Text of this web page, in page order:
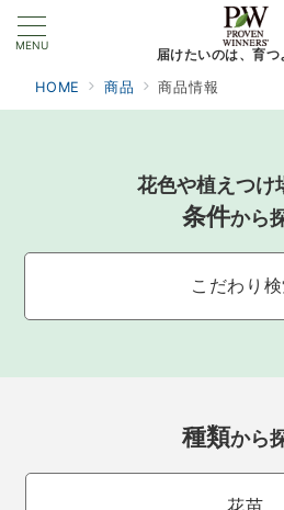
MENU
届けたいのは、育つ
HOME 商品 商品情報
花色や植えつけ
条件から
こだわり検
種類から